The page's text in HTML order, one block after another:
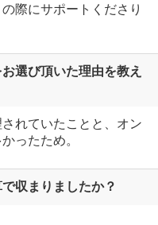
際にサポートくださり
選び頂いた理由を教え
れていたことと、オン
ったため。
収まりましたか？